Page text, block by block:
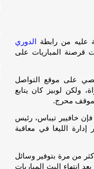
عليه من رابطة
الدوري
قرصنة المباريات على
على موقع التواصل
ولكن لوبيز كان يتابع
موقف محرج.
خافيير تيباس، رئيس
الليغا في معاقبة
من مرة بتوفير وسائل
انتهاء البث المباريات